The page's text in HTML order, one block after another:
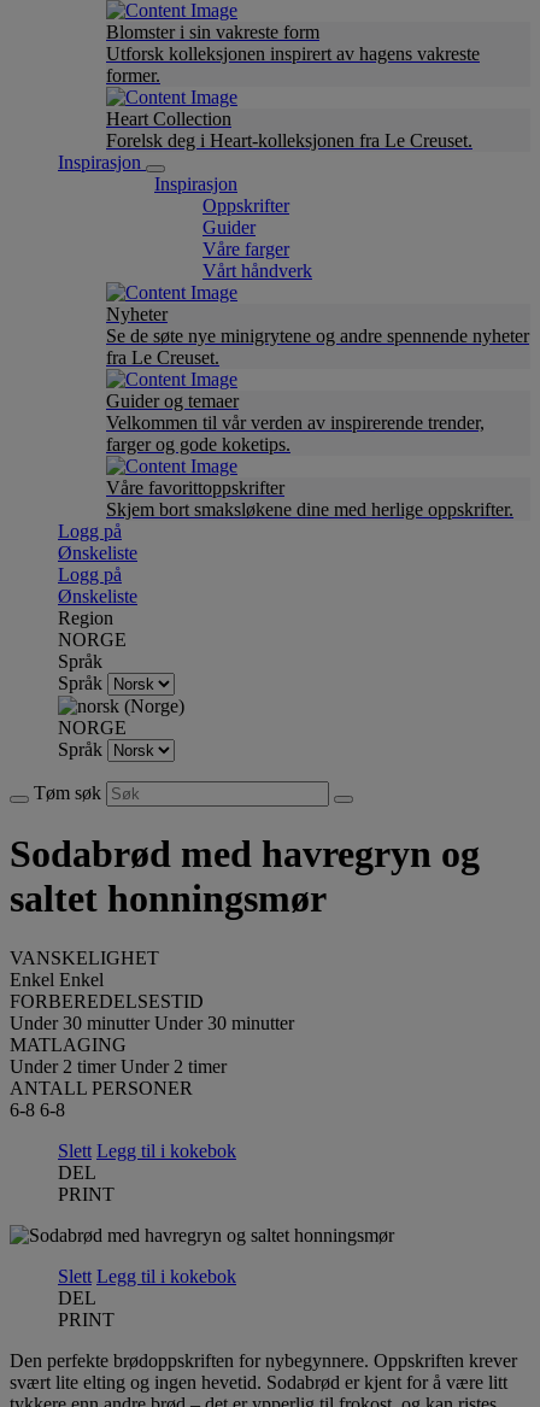
Blomster i sin vakreste form
Utforsk kolleksjonen inspirert av hagens vakreste
former.
Heart Collection
Forelsk deg i Heart-kolleksjonen fra Le Creuset.
Inspirasjon
Inspirasjon
Oppskrifter
Guider
Våre farger
Vårt håndverk
Nyheter
Se de søte nye minigrytene og andre spennende nyheter
fra Le Creuset.
Guider og temaer
Velkommen til vår verden av inspirerende trender,
farger og gode koketips.
Våre favorittoppskrifter
Skjem bort smaksløkene dine med herlige oppskrifter.
Logg på
Ønskeliste
Logg på
Ønskeliste
Region
NORGE
Språk
Språk
NORGE
Språk
Tøm søk
Sodabrød med havregryn og
saltet honningsmør
VANSKELIGHET
Enkel Enkel
FORBEREDELSESTID
Under 30 minutter Under 30 minutter
MATLAGING
Under 2 timer Under 2 timer
ANTALL PERSONER
6-8 6-8
Slett Legg til i kokebok
DEL
PRINT
Slett Legg til i kokebok
DEL
PRINT
Den perfekte brødoppskriften for nybegynnere. Oppskriften krever
svært lite elting og ingen hevetid. Sodabrød er kjent for å være litt